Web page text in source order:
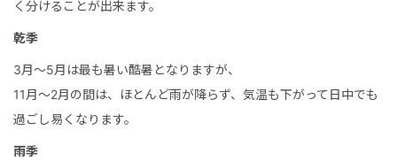
く分けることが出来ます。
乾季
3月～5月は最も暑い酷暑となりますが、
11月～2月の間は、ほとんど雨が降らず、気温も下がって日中でも
過ごし易くなります。
雨季